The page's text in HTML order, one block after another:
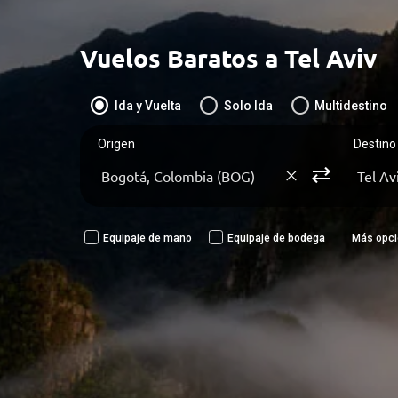
Vuelos Baratos a Tel Aviv
radio_button_checked Ida y Vuelta radio_button_unchecked Solo Ida radio_button_unchecked Multidestino
Origen
sync_alt
Destino
maximize
Equipaje de mano Equipaje de bodega Más